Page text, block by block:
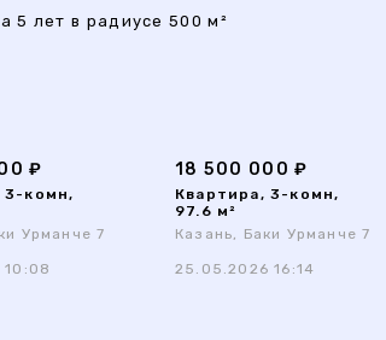
5 лет в радиусе 500 м²
₽
3-комн,
Урманче 7
10:08
18 500 000 ₽
Квартира, 3-комн,
97.6 м²
Казань, Баки Урманче 7
25.05.2026 16:14